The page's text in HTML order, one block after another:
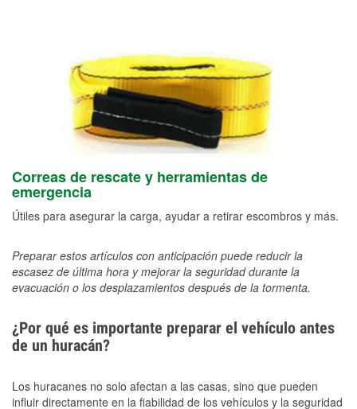
Correas de rescate y herramientas de
emergencia
Útiles para asegurar la carga, ayudar a retirar escombros y más.
Preparar estos artículos con anticipación puede reducir la
escasez de última hora y mejorar la seguridad durante la
evacuación o los desplazamientos después de la tormenta.
¿Por qué es importante preparar el vehículo antes
de un huracán?
Los huracanes no solo afectan a las casas, sino que pueden
influir directamente en la fiabilidad de los vehículos y la seguridad